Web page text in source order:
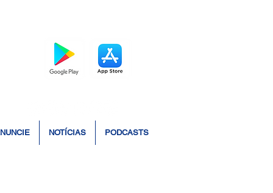
NOTÍCIAS PODCASTS